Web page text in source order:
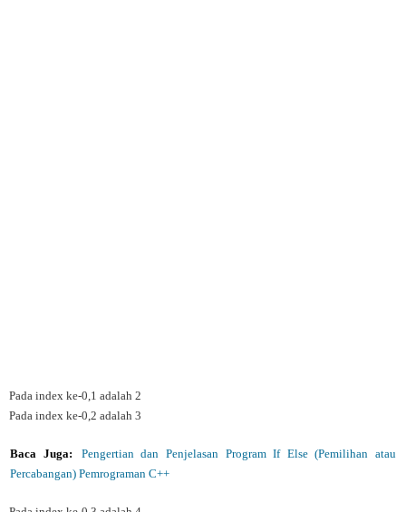
Pada index ke-0,1 adalah 2
Pada index ke-0,2 adalah 3
Baca Juga:
Pengertian dan Penjelasan Program If Else (Pemilihan atau
Percabangan) Pemrograman C++